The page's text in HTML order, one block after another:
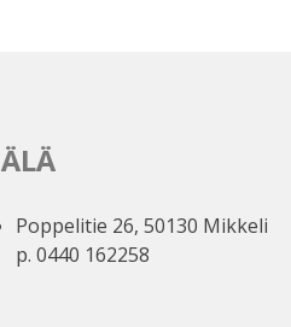
Poppelitie 26, 50130 Mikkeli
p. 0440 162258